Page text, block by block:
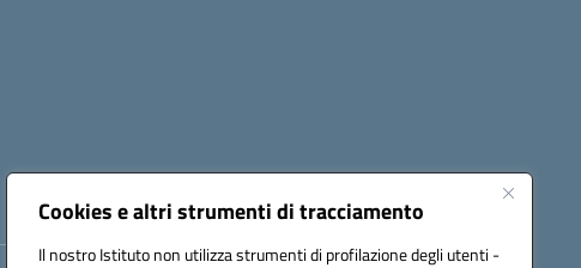
Cookies e altri strumenti di tracciamento
Il nostro Istituto non utilizza strumenti di profilazione degli utenti -